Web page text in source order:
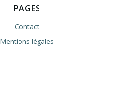
PAGES
Contact
Mentions légales